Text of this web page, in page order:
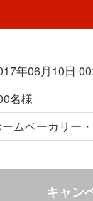
年06月10日
名様
ムベーカリー
キャン